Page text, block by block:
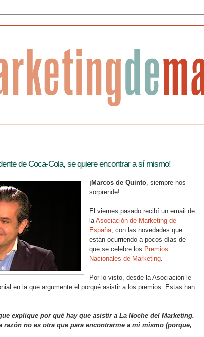
de Coca-Cola, se quiere encontrar a sí mismo!
¡Marcos de Quinto, siempre nos
sorprende!
El viernes pasado recibí un email de
la Asociación de Marketing de
España, con las novedades que
están ocurriendo a pocos días de
que se celebre los Premios
Nacionales de Marketing.
Por lo visto, desde la Asociación le
en la que argumente el porqué asistir a los premios. Estas han
explique por qué hay que asistir a La Noche del Marketing.
razón no es otra que para encontrarme a mi mismo (porque,